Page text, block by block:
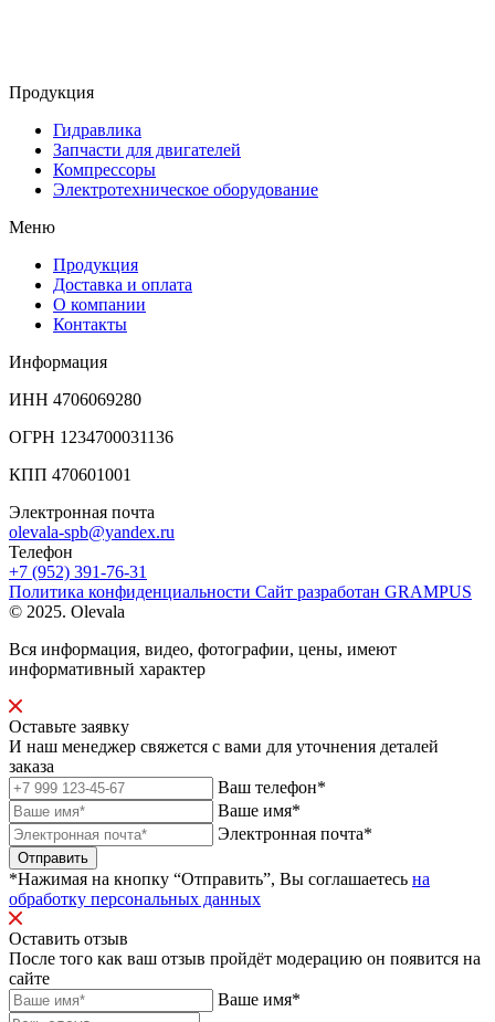
Продукция
Гидравлика
Запчасти для двигателей
Компрессоры
Электротехническое оборудование
Меню
Продукция
Доставка и оплата
О компании
Контакты
Информация
ИНН 4706069280
ОГРН 1234700031136
КПП 470601001
Электронная почта
olevala-spb@yandex.ru
Телефон
+7 (952) 391-76-31
Политика конфиденциальности Сайт разработан GRAMPUS
© 2025. Olevala
Вся информация, видео, фотографии, цены, имеют
информативный характер
Оставьте заявку
И наш менеджер свяжется с вами для уточнения деталей
заказа
Ваш телефон*
Ваше имя*
Электронная почта*
Отправить
*Нажимая на кнопку “Отправить”, Вы соглашаетесь на
обработку персональных данных
Оставить отзыв
После того как ваш отзыв пройдёт модерацию он появится на
сайте
Ваше имя*